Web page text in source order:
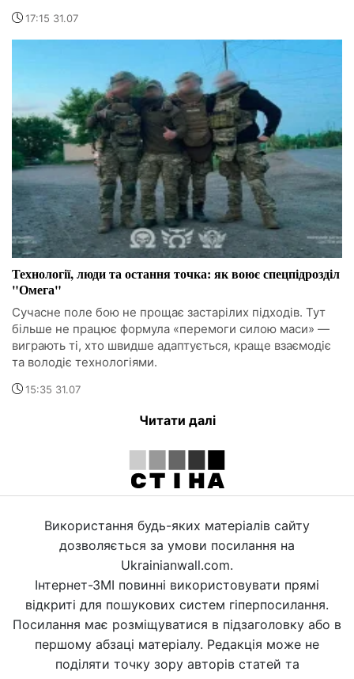
17:15 31.07
Технології, люди та остання точка: як воює спецпідрозділ
"Омега"
Сучасне поле бою не прощає застарілих підходів. Тут
більше не працює формула «перемоги силою маси» —
виграють ті, хто швидше адаптується, краще взаємодіє
та володіє технологіями.
15:35 31.07
Читати далі
Використання будь-яких матеріалів сайту
дозволяється за умови посилання на
Ukrainianwall.com.
Інтернет-ЗМІ повинні використовувати прямі
відкриті для пошукових систем гіперпосилання.
Посилання має розміщуватися в підзаголовку або в
першому абзаці матеріалу. Редакція може не
поділяти точку зору авторів статей та